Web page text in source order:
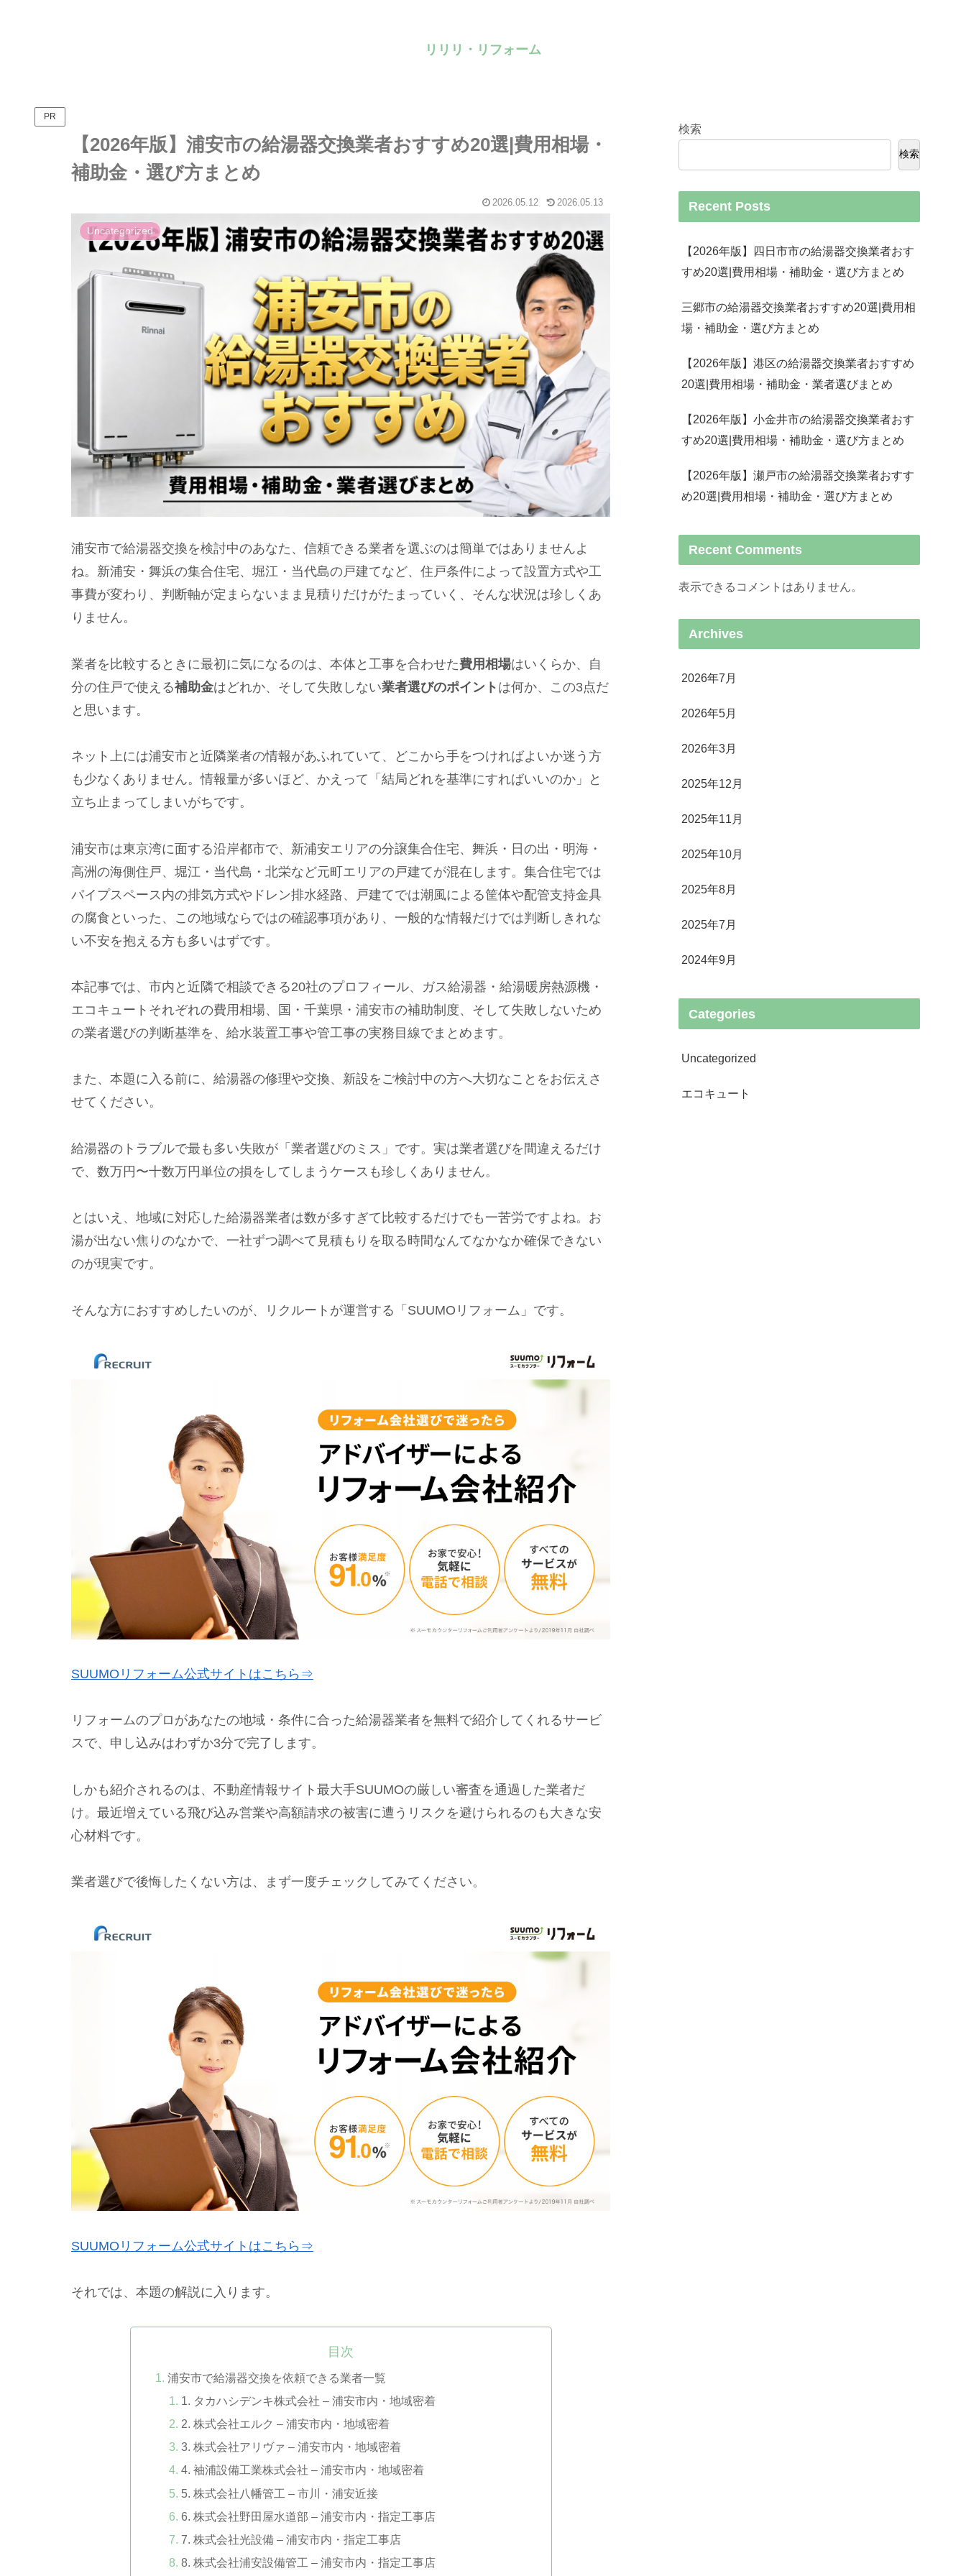
リリリ・リフォーム
PR
【2026年版】浦安市の給湯器交換業者おすすめ20選|費用相場・
補助金・選び方まとめ
2026.05.12 2026.05.13
Uncategorized
浦安市で給湯器交換を検討中のあなた、信頼できる業者を選ぶのは簡単ではありませんよ
ね。新浦安・舞浜の集合住宅、堀江・当代島の戸建てなど、住戸条件によって設置方式や工
事費が変わり、判断軸が定まらないまま見積りだけがたまっていく、そんな状況は珍しくあ
りません。
業者を比較するときに最初に気になるのは、本体と工事を合わせた費用相場はいくらか、自
分の住戸で使える補助金はどれか、そして失敗しない業者選びのポイント は何か、この3点だ
と思います。
ネット上には浦安市と近隣業者の情報があふれていて、どこから手をつければよいか迷う方
も少なくありません。情報量が多いほど、かえって「結局どれを基準にすればいいのか」と
立ち止まってしまいがちです。
浦安市は東京湾に面する沿岸都市で、新浦安エリアの分譲集合住宅、舞浜・日の出・明海・
高洲の海側住戸、堀江・当代島・北栄など元町エリアの戸建てが混在します。集合住宅では
パイプスペース内の排気方式やドレン排水経路、戸建てでは潮風による筐体や配管支持金具
の腐食といった、この地域ならではの確認事項があり、一般的な情報だけでは判断しきれな
い不安を抱える方も多いはずです。
本記事では、市内と近隣で相談できる20社のプロフィール、ガス給湯器・給湯暖房熱源機・
エコキュートそれぞれの費用相場、国・千葉県・浦安市の補助制度、そして失敗しないため
の業者選びの判断基準を、給水装置工事や管工事の実務目線でまとめます。
また、本題に入る前に、給湯器の修理や交換、新設をご検討中の方へ大切なことをお伝えさ
せてください。
給湯器のトラブルで最も多い失敗が「業者選びのミス」です。実は業者選びを間違えるだけ
で、数万円〜十数万円単位の損をしてしまうケースも珍しくありません。
とはいえ、地域に対応した給湯器業者は数が多すぎて比較するだけでも一苦労ですよね。お
湯が出ない焦りのなかで、一社ずつ調べて見積もりを取る時間なんてなかなか確保できない
のが現実です。
そんな方におすすめしたいのが、リクルートが運営する「SUUMOリフォーム」です。
SUUMOリフォーム公式サイトはこちら⇒
リフォームのプロがあなたの地域・条件に合った給湯器業者を無料で紹介してくれるサービ
スで、申し込みはわずか3分で完了します。
しかも紹介されるのは、不動産情報サイト最大手SUUMOの厳しい審査を通過した業者だ
け。最近増えている飛び込み営業や高額請求の被害に遭うリスクを避けられるのも大きな安
心材料です。
業者選びで後悔したくない方は、まず一度チェックしてみてください。
SUUMOリフォーム公式サイトはこちら⇒
それでは、本題の解説に入ります。
目次
浦安市で給湯器交換を依頼できる業者一覧
1. タカハシデンキ株式会社 – 浦安市内・地域密着
2. 株式会社エルク – 浦安市内・地域密着
3. 株式会社アリヴァ – 浦安市内・地域密着
4. 袖浦設備工業株式会社 – 浦安市内・地域密着
5. 株式会社八幡管工 – 市川・浦安近接
6. 株式会社野田屋水道部 – 浦安市内・指定工事店
7. 株式会社光設備 – 浦安市内・指定工事店
8. 株式会社浦安設備管工 – 浦安市内・指定工事店
検索
検索
Recent Posts
【2026年版】四日市市の給湯器交換業者おす
すめ20選|費用相場・補助金・選び方まとめ
三郷市の給湯器交換業者おすすめ20選|費用相
場・補助金・選び方まとめ
【2026年版】港区の給湯器交換業者おすすめ
20選|費用相場・補助金・業者選びまとめ
【2026年版】小金井市の給湯器交換業者おす
すめ20選|費用相場・補助金・選び方まとめ
【2026年版】瀬戸市の給湯器交換業者おすす
め20選|費用相場・補助金・選び方まとめ
Recent Comments
表示できるコメントはありません。
Archives
2026年7月
2026年5月
2026年3月
2025年12月
2025年11月
2025年10月
2025年8月
2025年7月
2024年9月
Categories
Uncategorized
エコキュート